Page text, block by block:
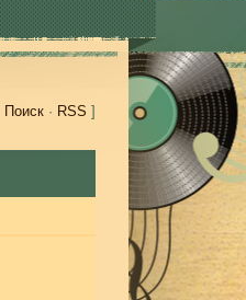
Поиск · RSS ]